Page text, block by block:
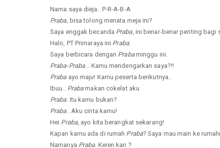
Nama saya dieja.. P-R-A-B-A
Praba, bisa tolong menata meja ini?
Saya enggak becanda Praba, ini benar-benar penting bagi
Halo, PT Primaraya ini Praba.
Saya berbicara dengan Prabaminggu ini.
Praba-Praba.. Kamu mendengarkan saya?!!
Prabaayo maju! Kamu peserta berikutnya..
Ibuu.. Prabamakan cokelat aku
Praba. Itu kamu bukan?
Praba.. Aku cinta kamu!
Hei Praba, ayo kita berangkat sekarang!
Kapan kamu ada di rumah Praba? Saya mau main ke
Namanya Praba. Keren kan ?